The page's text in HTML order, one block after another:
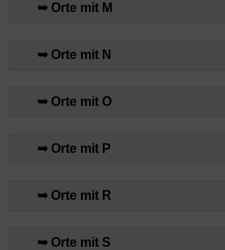
➥ Orte mit M
➥ Orte mit N
➥ Orte mit O
➥ Orte mit P
➥ Orte mit R
➥ Orte mit S